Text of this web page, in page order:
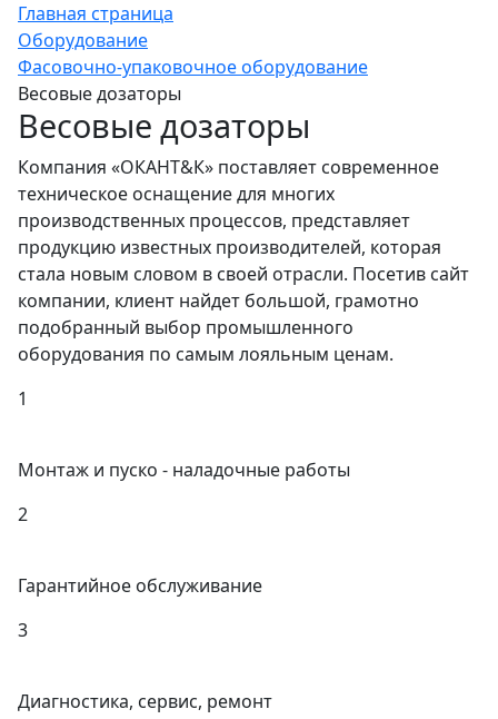
Главная страница
Оборудование
Фасовочно-упаковочное оборудование
Весовые дозаторы
Весовые дозаторы
Компания «ОКАНТ&К» поставляет современное
техническое оснащение для многих
производственных процессов, представляет
продукцию известных производителей, которая
стала новым словом в своей отрасли. Посетив сайт
компании, клиент найдет большой, грамотно
подобранный выбор промышленного
оборудования по самым лояльным ценам.
1
Монтаж и пуско - наладочные работы
2
Гарантийное обслуживание
3
Диагностика, сервис, ремонт